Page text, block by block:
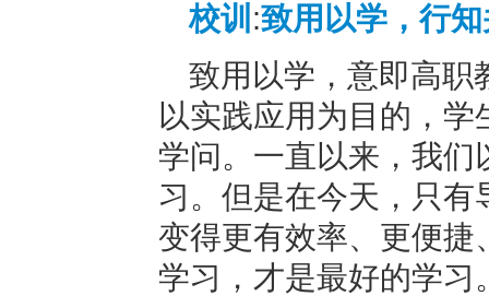
校训 :致用以学，行
致用以学，意即高职
以实践应用为目的，
学问。一直以来，我
习。但是在今天，只
变得更有效率、更便捷
学习，才是最好的学习